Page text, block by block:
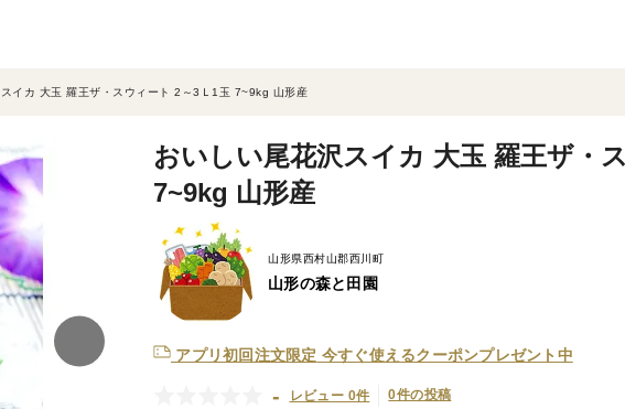
イカ 大玉 羅王ザ・スウィート 2～3Ｌ1玉 7~9kg 山形産
おいしい尾花沢スイカ 大玉 羅王ザ・
7~9kg 山形産
山形県西村山郡西川町
山形の森と田園
アプリ初回注文限定 今すぐ使えるクーポンプレゼント中
- レビュー 0件 0件の投稿